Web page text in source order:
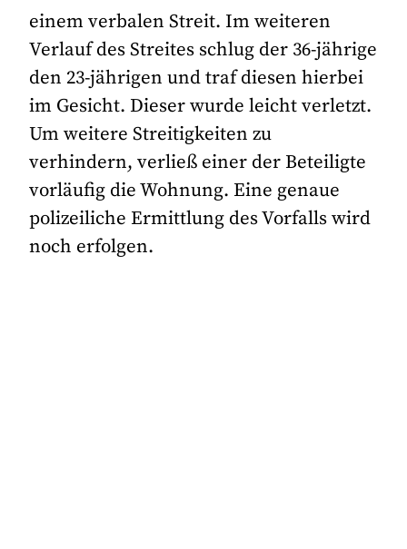
einem verbalen Streit. Im weiteren
Verlauf des Streites schlug der 36-jährige
den 23-jährigen und traf diesen hierbei
im Gesicht. Dieser wurde leicht verletzt.
Um weitere Streitigkeiten zu
verhindern, verließ einer der Beteiligte
vorläufig die Wohnung. Eine genaue
polizeiliche Ermittlung des Vorfalls wird
noch erfolgen.